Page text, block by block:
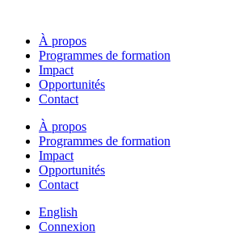
contentÀ propos
Programmes de formation
Impact
Opportunités
Contact
À propos
Programmes de formation
Impact
Opportunités
Contact
English
Connexion